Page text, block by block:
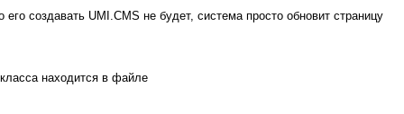
создавать UMI.CMS не будет, система просто обновит страницу
находится в файле